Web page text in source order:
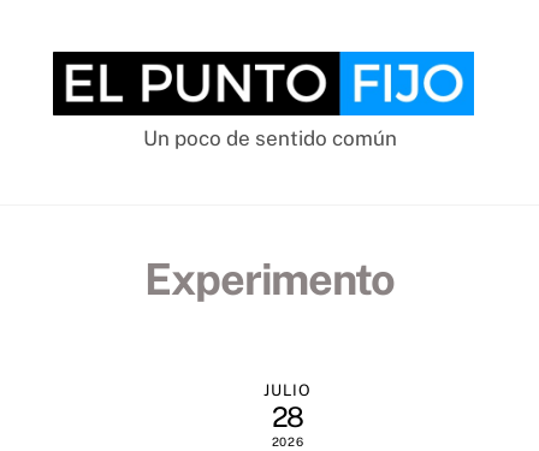
content
Un poco de sentido común
Experimento
JULIO
28
2026